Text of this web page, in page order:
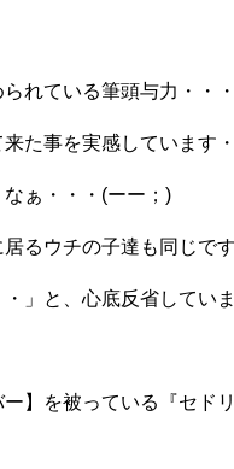
れている筆頭与力・・・
た事を実感しています・
ぁ・・・(ーー；)
るウチの子達も同じです
」と、心底反省していま
】を被っている『セド